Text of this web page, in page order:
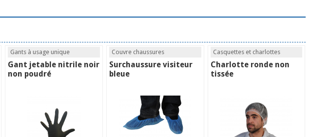
Gants à usage unique
Gant jetable nitrile noir
non poudré
Couvre chaussures
Surchaussure visiteur
bleue
Casquettes et charlottes
Charlotte ronde non
tissée